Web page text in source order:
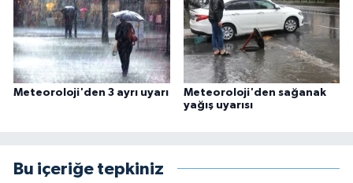
Meteoroloji'den 3 ayrı uyarı
Meteoroloji'den sağanak
yağış uyarısı
Bu içeriğe tepkiniz